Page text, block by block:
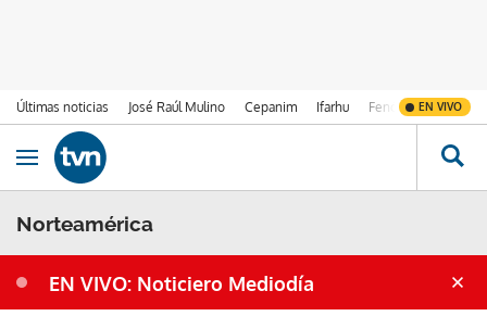
Últimas noticias José Raúl Mulino Cepanim Ifarhu Fenómeno de El
EN VIVO
Ir al contenido
Obrir navegació
Norteamérica
EN VIVO: Noticiero Mediodía